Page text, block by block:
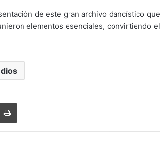
de este gran archivo dancístico que
elementos esenciales, convirtiendo el
Email Print